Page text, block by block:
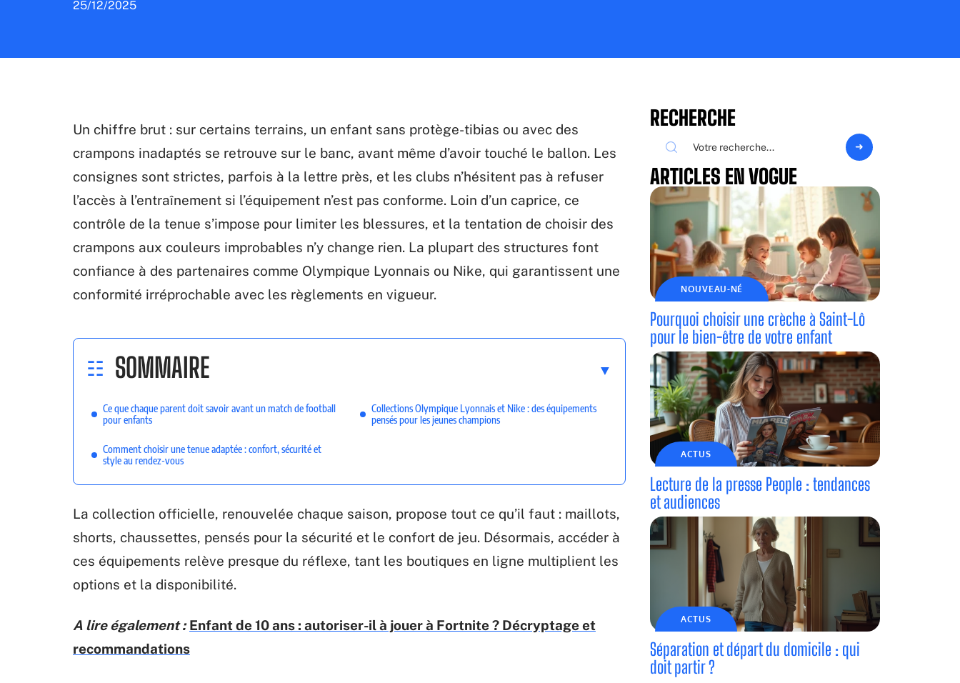
25/12/2025
Un chiffre brut : sur certains terrains, un enfant sans protège-tibias ou avec des
crampons inadaptés se retrouve sur le banc, avant même d’avoir touché le ballon. Les
consignes sont strictes, parfois à la lettre près, et les clubs n’hésitent pas à refuser
l’accès à l’entraînement si l’équipement n’est pas conforme. Loin d’un caprice, ce
contrôle de la tenue s’impose pour limiter les blessures, et la tentation de choisir des
crampons aux couleurs improbables n’y change rien. La plupart des structures font
confiance à des partenaires comme Olympique Lyonnais ou Nike, qui garantissent une
conformité irréprochable avec les règlements en vigueur.
SOMMAIRE
Ce que chaque parent doit savoir avant un match de football
pour enfants
Comment choisir une tenue adaptée : confort, sécurité et
style au rendez-vous
Collections Olympique Lyonnais et Nike : des équipements
pensés pour les jeunes champions
La collection officielle, renouvelée chaque saison, propose tout ce qu’il faut : maillots,
shorts, chaussettes, pensés pour la sécurité et le confort de jeu. Désormais, accéder à
ces équipements relève presque du réflexe, tant les boutiques en ligne multiplient les
options et la disponibilité.
A lire également : Enfant de 10 ans : autoriser-il à jouer à Fortnite ? Décryptage et
recommandations
RECHERCHE
ARTICLES EN VOGUE
NOUVEAU-NÉ
Pourquoi choisir une crèche à Saint-Lô
pour le bien-être de votre enfant
ACTUS
Lecture de la presse People : tendances
et audiences
ACTUS
Séparation et départ du domicile : qui
doit partir ?